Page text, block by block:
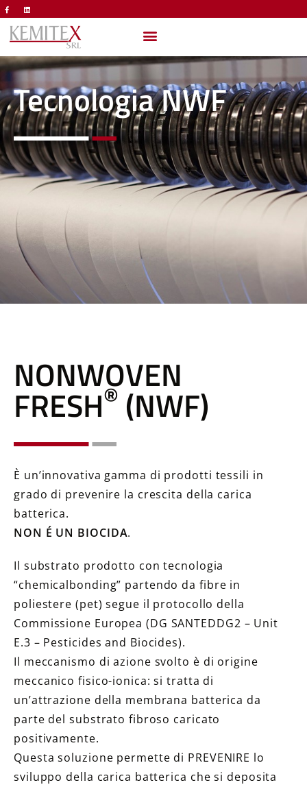
Tecnologia NWF
NONWOVEN
FRESH® (NWF)
È un’innovativa gamma di prodotti tessili in
grado di prevenire la crescita della carica
batterica.
NON É UN BIOCIDA.
Il substrato prodotto con tecnologia
“chemicalbonding” partendo da fibre in
poliestere (pet) segue il protocollo della
Commissione Europea (DG SANTEDDG2 – Unit
E.3 – Pesticides and Biocides).
Il meccanismo di azione svolto è di origine
meccanico fisico-ionica: si tratta di
un’attrazione della membrana batterica da
parte del substrato fibroso caricato
positivamente.
Questa soluzione permette di PREVENIRE lo
sviluppo della carica batterica che si deposita